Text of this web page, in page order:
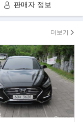
판매자 정보
더보기